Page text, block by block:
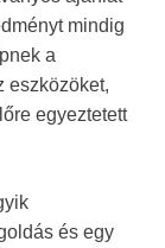
mindig
a
eszközöket,
egyeztetett
és egy